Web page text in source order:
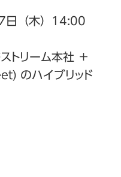
（木）14:00
トリーム本社 ＋
のハイブリッド